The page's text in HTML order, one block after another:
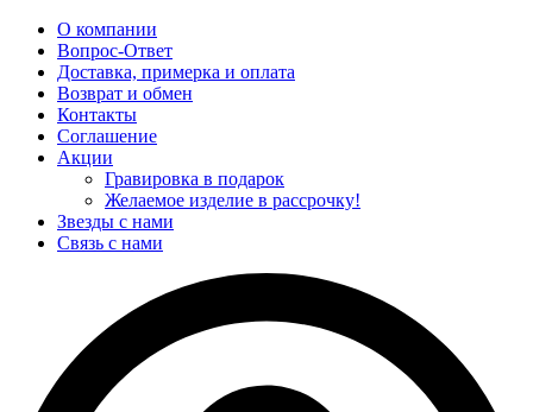
О компании
Вопрос-Ответ
Доставка, примерка и оплата
Возврат и обмен
Контакты
Соглашение
Акции
Гравировка в подарок
Желаемое изделие в рассрочку!
Звезды с нами
Связь с нами